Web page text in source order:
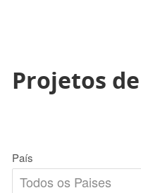
Projetos
País